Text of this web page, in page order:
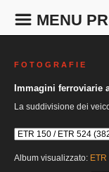
MENU
F O T O G R A F I E
Immagini ferroviarie
La suddivisione dei
Album visualizzato: